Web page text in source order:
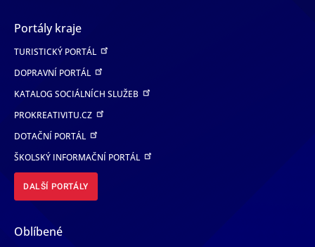
Portály kraje
TURISTICKÝ PORTÁL
DOPRAVNÍ PORTÁL
KATALOG SOCIÁLNÍCH SLUŽEB
PROKREATIVITU.CZ
DOTAČNÍ PORTÁL
ŠKOLSKÝ INFORMAČNÍ PORTÁL
DALŠÍ PORTÁLY
Oblíbené